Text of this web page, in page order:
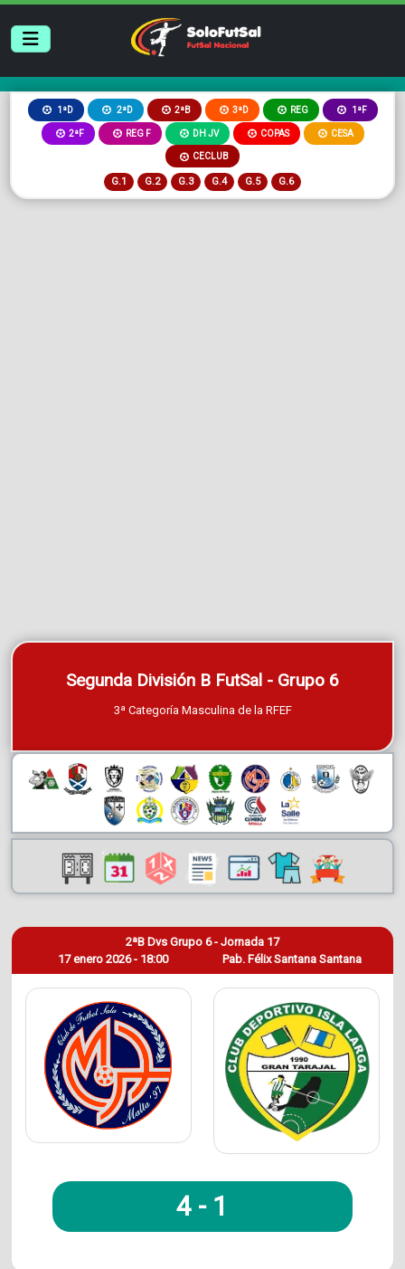
1ªD 2ªD 2ªB 3ªD REG 1ªF
2ªF REG F DH JV COPAS CESA
CECLUB
G.1 G.2 G.3 G.4 G.5 G.6
Segunda División B FutSal - Grupo 6
3ª Categoría Masculina de la RFEF
17 enero 2026 - 18:00
2ªB Dvs Grupo 6 - Jornada 17
Pab. Félix Santana Santana
4 - 1